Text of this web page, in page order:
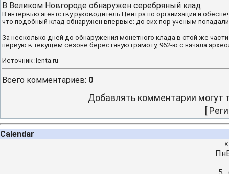
В Великом Новгороде обнаружен серебряный клад
В интервью агентству руководитель Центра по организации и
что подобный клад обнаружен впервые: до сих пор ученым
За несколько дней до обнаружения монетного клада в этой же
первую в текущем сезоне берестяную грамоту, 962-ю с начала
Источник :lenta.ru
Всего комментариев: 0
Добавлять комментарии могут
[
Calendar
«
Пн